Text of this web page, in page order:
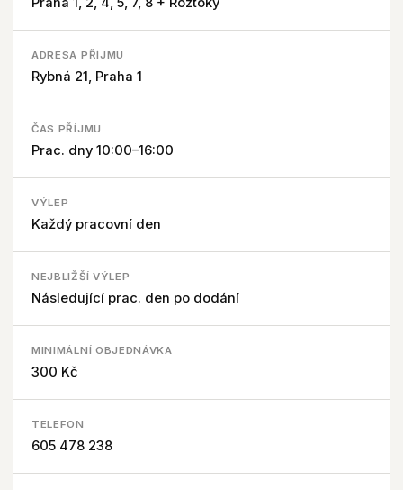
ADRESA PŘÍJMU
Rybná 21, Praha 1
ČAS PŘÍJMU
Prac. dny 10:00–16:00
VÝLEP
Každý pracovní den
NEJBLIŽŠÍ VÝLEP
Následující prac. den po dodání
MINIMÁLNÍ OBJEDNÁVKA
300 Kč
TELEFON
605 478 238